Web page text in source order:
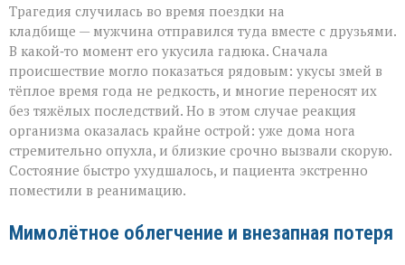
Трагедия случилась во время поездки на
кладбище — мужчина отправился туда вместе с друзьями.
В какой‑то момент его укусила гадюка. Сначала
происшествие могло показаться рядовым: укусы змей в
тёплое время года не редкость, и многие переносят их
без тяжёлых последствий. Но в этом случае реакция
организма оказалась крайне острой: уже дома нога
стремительно опухла, и близкие срочно вызвали скорую.
Состояние быстро ухудшалось, и пациента экстренно
поместили в реанимацию.
Мимолётное облегчение и внезапная потеря